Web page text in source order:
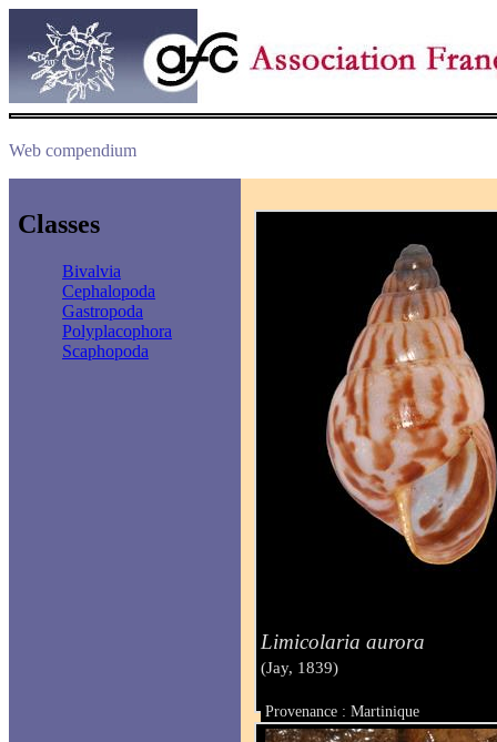
Web compendium
Classes
Bivalvia
Cephalopoda
Gastropoda
Polyplacophora
Scaphopoda
Limicolaria aurora
(Jay, 1839)
Provenance : Martinique
Taille : 23 mm